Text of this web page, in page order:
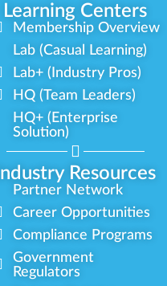
Learning Centers
Industry Resources
Membership Overview
Lab (Casual Learning)
Lab+ (Industry Pros)
HQ (Team Leaders)
HQ+ (Enterprise
Solution)
Partner Network
Career Opportunities
Compliance Programs
Government
Regulators